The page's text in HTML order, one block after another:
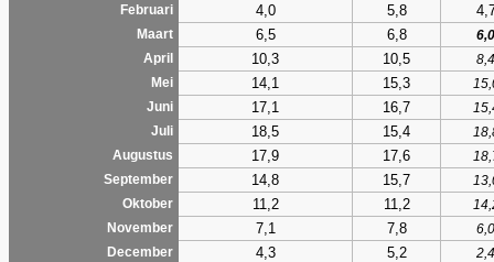
Februari 4,0 5,8
Maart 6,5 6,8
6,0
April
10,3 10,5
8,4
Mei
14,1 15,3
Juni
17,1 16,7
Juli
18,5 15,4
Augustus
17,9 17,6
September
14,8 15,7
Oktober
11,2 11,2
November
7,1 7,8
6,0
December
4,3 5,2 2,4